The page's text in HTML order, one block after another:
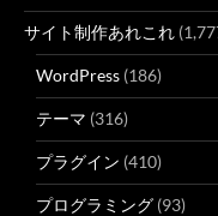
サイト制作あれこれ
WordPress (186)
テーマ (316)
プラグイン (410)
プログラミング (93)